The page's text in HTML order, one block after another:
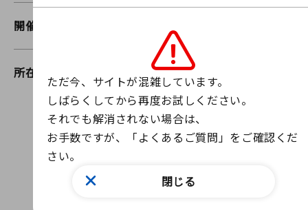
開催場所
所在地 一宮市小信中島字郷南3147-1
ただ今、サイトが混雑しています。
しばらくしてから再度お試しください。
それでも解消されない場合は、
お手数ですが、「よくあるご質問」をご確認くだ
さい。
閉じる